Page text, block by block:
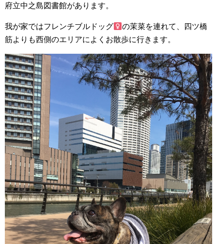
府立中之島図書館があります。
我が家ではフレンチブルドッグ
の茉菜を連れて、四ツ橋
筋よりも西側のエリアによくお散歩に行きます。